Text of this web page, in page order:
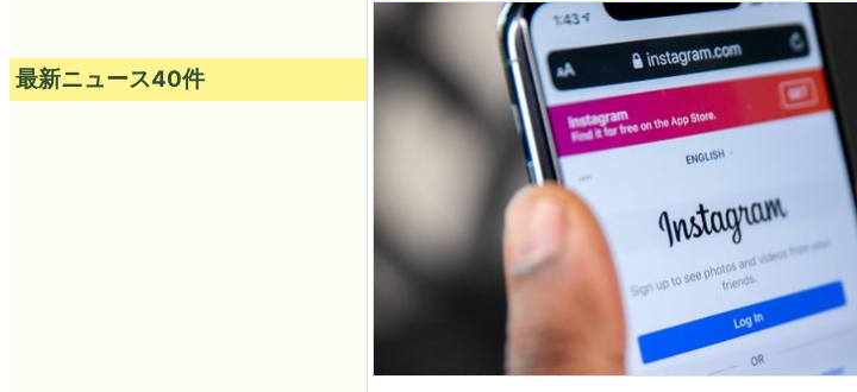
最新ニュース40件